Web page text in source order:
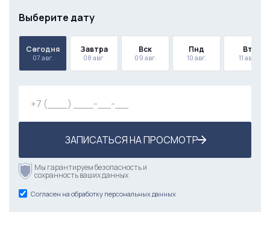
Выберите дату
Сегодня
07 авг.
Завтра
08 авг.
Вск
09 авг.
Пнд
10 авг.
Вт
11 авг.
ЗАПИСАТЬСЯ НА ПРОСМОТР
Мы гарантируем безопасность и
сохранность ваших данных
Согласен на обработку персональных данных